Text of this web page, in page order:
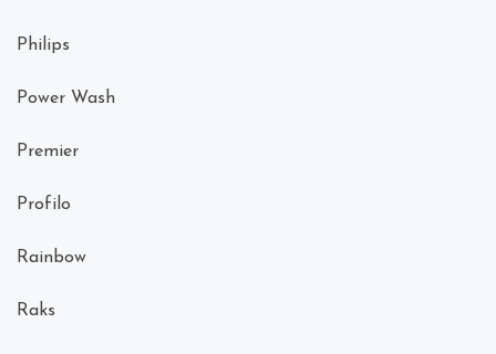
Philips
Power Wash
Premier
Profilo
Rainbow
Raks